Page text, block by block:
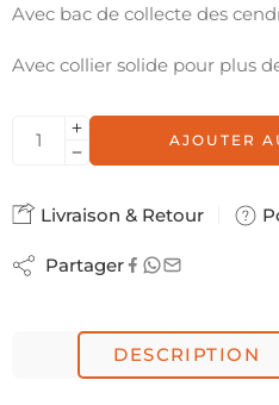
Avec bac de collecte des
Avec collier solide pour plus
AJOUTER
Livraison & Retour
Partager
DESCRIPTION